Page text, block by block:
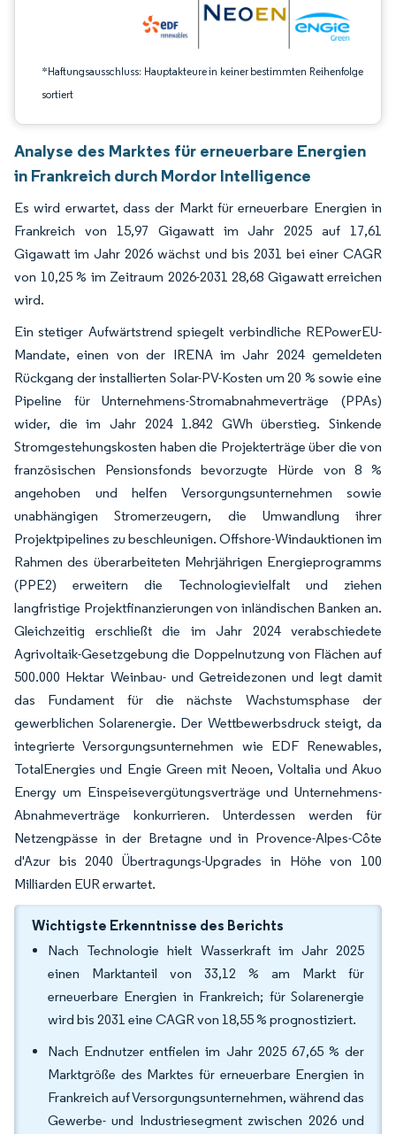
*Haftungsausschluss: Hauptakteure in keiner bestimmten Reihenfolge
sortiert
Analyse des Marktes für erneuerbare Energien
in Frankreich durch Mordor Intelligence
Es wird erwartet, dass der Markt für erneuerbare Energien in
Frankreich von 15,97 Gigawatt im Jahr 2025 auf 17,61
Gigawatt im Jahr 2026 wächst und bis 2031 bei einer CAGR
von 10,25 % im Zeitraum 2026-2031 28,68 Gigawatt erreichen
wird.
Ein stetiger Aufwärtstrend spiegelt verbindliche REPowerEU-
Mandate, einen von der IRENA im Jahr 2024 gemeldeten
Rückgang der installierten Solar-PV-Kosten um 20 % sowie eine
Pipeline für Unternehmens-Stromabnahmeverträge (PPAs)
wider, die im Jahr 2024 1.842 GWh überstieg. Sinkende
Stromgestehungskosten haben die Projekterträge über die von
französischen Pensionsfonds bevorzugte Hürde von 8 %
angehoben und helfen Versorgungsunternehmen sowie
unabhängigen Stromerzeugern, die Umwandlung ihrer
Projektpipelines zu beschleunigen. Offshore-Windauktionen im
Rahmen des überarbeiteten Mehrjährigen Energieprogramms
(PPE2) erweitern die Technologievielfalt und ziehen
langfristige Projektfinanzierungen von inländischen Banken an.
Gleichzeitig erschließt die im Jahr 2024 verabschiedete
Agrivoltaik-Gesetzgebung die Doppelnutzung von Flächen auf
500.000 Hektar Weinbau- und Getreidezonen und legt damit
das Fundament für die nächste Wachstumsphase der
gewerblichen Solarenergie. Der Wettbewerbsdruck steigt, da
integrierte Versorgungsunternehmen wie EDF Renewables,
TotalEnergies und Engie Green mit Neoen, Voltalia und Akuo
Energy um Einspeisevergütungsverträge und Unternehmens-
Abnahmeverträge konkurrieren. Unterdessen werden für
Netzengpässe in der Bretagne und in Provence-Alpes-Côte
d'Azur bis 2040 Übertragungs-Upgrades in Höhe von 100
Milliarden EUR erwartet.
Wichtigste Erkenntnisse des Berichts
Nach Technologie hielt Wasserkraft im Jahr 2025
einen Marktanteil von 33,12 % am Markt für
erneuerbare Energien in Frankreich; für Solarenergie
wird bis 2031 eine CAGR von 18,55 % prognostiziert.
Nach Endnutzer entfielen im Jahr 2025 67,65 % der
Marktgröße des Marktes für erneuerbare Energien in
Frankreich auf Versorgungsunternehmen, während das
Gewerbe- und Industriesegment zwischen 2026 und